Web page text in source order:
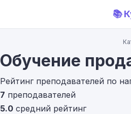
📚
Обучение
Рейтинг преподавателей по
7 преподавателей
5.0 средний рейтинг